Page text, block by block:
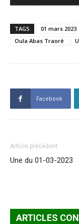
TAGS 01 mars 2023
Oula Abas Traoré
Facebook
Article précédent
Une du 01-03-2023
ARTICLES